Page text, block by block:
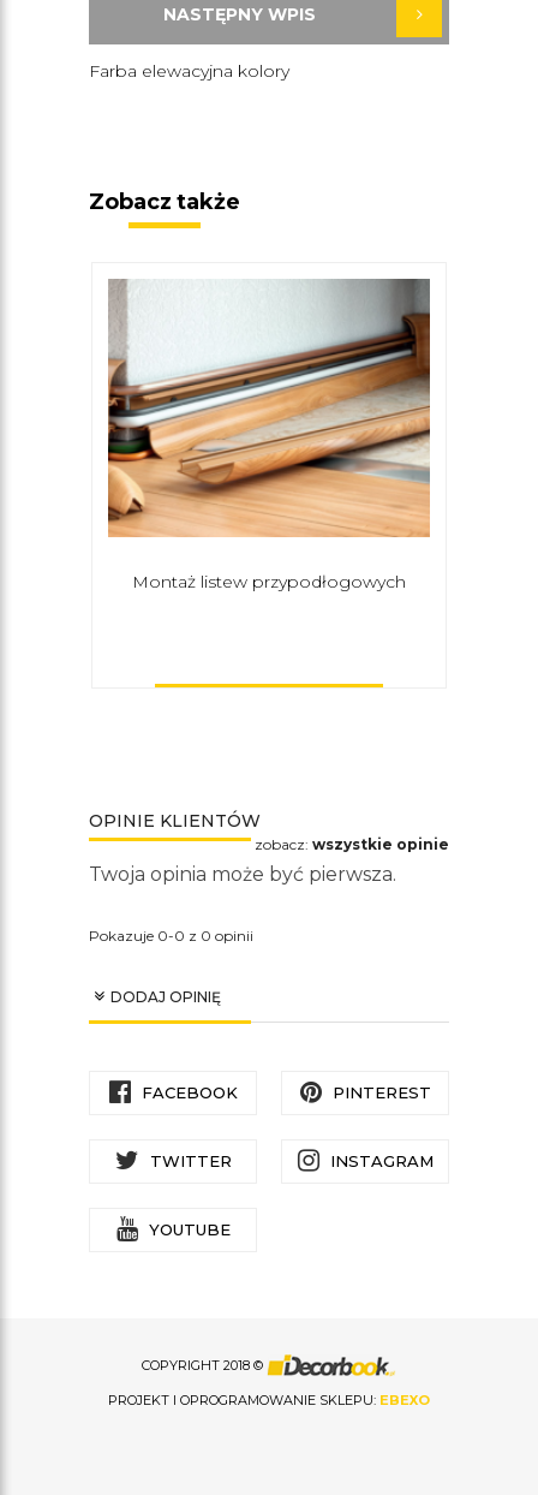
NASTĘPNY WPIS
Farba elewacyjna kolory
Zobacz także
Montaż listew przypodłogowych
OPINIE KLIENTÓW
zobacz: wszystkie opinie
Twoja opinia może być pierwsza.
Pokazuje 0-0 z 0 opinii
DODAJ OPINIĘ
FACEBOOK PINTEREST
TWITTER INSTAGRAM
YOUTUBE
COPYRIGHT 2018 ©
PROJEKT I OPROGRAMOWANIE SKLEPU: EBEXO